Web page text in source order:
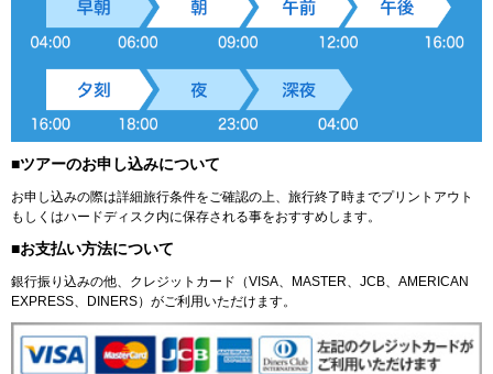
■ツアーのお申し込みについて
お申し込みの際は詳細旅行条件をご確認の上、旅行終了時までプリントアウト
もしくはハードディスク内に保存される事をおすすめします。
■お支払い方法について
銀行振り込みの他、クレジットカード（VISA、MASTER、JCB、AMERICAN
EXPRESS、DINERS）がご利用いただけます。